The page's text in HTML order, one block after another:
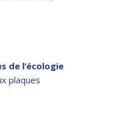
de l’écologie
plaques